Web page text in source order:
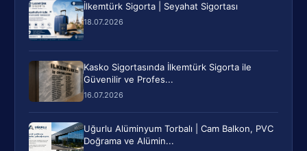
İlkemtürk Sigorta | Seyahat Sigortası
18.07.2026
Kasko Sigortasında İlkemtürk Sigorta ile
Güvenilir ve Profes...
16.07.2026
Uğurlu Alüminyum Torbalı | Cam Balkon, PVC
Doğrama ve Alümin...